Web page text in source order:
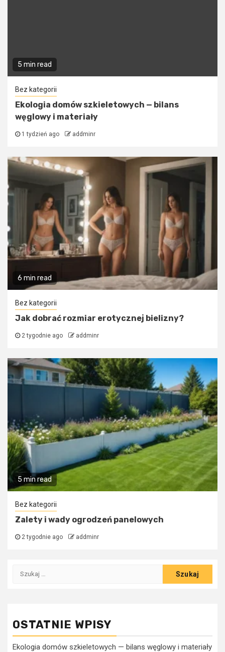
5 min read
Bez kategorii
Ekologia domów szkieletowych — bilans
węglowy i materiały
1 tydzień ago addminr
6 min read
Bez kategorii
Jak dobrać rozmiar erotycznej bielizny?
2 tygodnie ago addminr
5 min read
Bez kategorii
Zalety i wady ogrodzeń panelowych
2 tygodnie ago addminr
Szukaj:
OSTATNIE WPISY
Ekologia domów szkieletowych — bilans węglowy i materiały